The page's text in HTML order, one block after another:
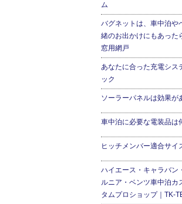
ム
バグネットは、車中泊や
緒のお出かけにもあった
窓用網戸
あなたに合った充電シス
ック
ソーラーパネルは効果が
車中泊に必要な電装品は
ヒッチメンバー適合サイ
ハイエース・キャラバン
ルニア・ベンツ車中泊カ
タムプロショップ｜TK-